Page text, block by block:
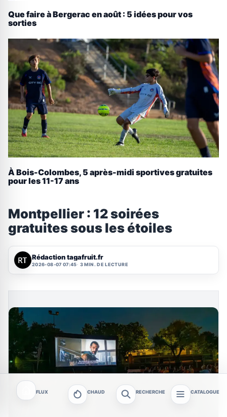
Que faire à Bergerac en août : 5 idées pour vos
sorties
À Bois-Colombes, 5 après-midi sportives gratuites
pour les 11-17 ans
Montpellier : 12 soirées
gratuites sous les étoiles
Rédaction tagafruit.fr
2026-08-07 07:45 3 MIN. DE LECTURE
FLUX CHAUD RECHERCHE CATALOGUE